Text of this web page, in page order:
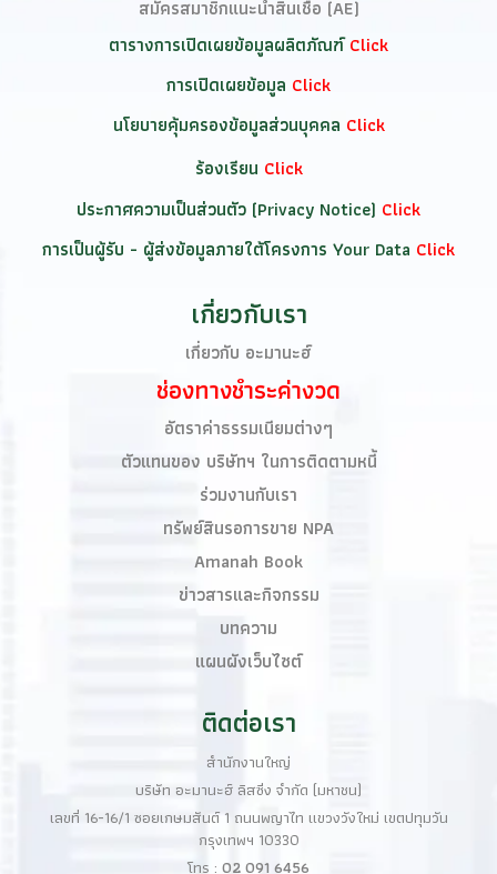
สมัครสมาชิกแนะนำสินเชื่อ (AE)
ตารางการเปิดเผยข้อมูลผลิตภัณฑ์Click
การเปิดเผยข้อมูล Click
นโยบายคุ้มครองข้อมูลส่วนบุคคล Click
ร้องเรียน Click
ประกาศความเป็นส่วนตัว (Privacy Notice) Click
การเป็นผู้รับ - ผู้ส่งข้อมูลภายใต้โครงการ Your Data Click
เกี่ยวกับเรา
เกี่ยวกับ อะมานะฮ์
ช่องทางชำระค่างวด
อัตราค่าธรรมเนียมต่างๆ
ตัวแทนของ บริษัทฯ ในการติดตามหนี้
ร่วมงานกับเรา
ทรัพย์สินรอการขาย NPA
Amanah Book​
ข่าวสารและกิจกรรม
บทความ
แผนผังเว็บไซต์
ติดต่อเรา
สำนักงานใหญ่
บริษัท อะมานะฮ์ ลิสซิ่ง จำกัด (มหาชน)
เลขที่ 16-16/1 ซอยเกษมสันต์ 1 ถนนพญาไท แขวงวังใหม่ เขตปทุมวัน
กรุงเทพฯ 10330
โทร : 02 091 6456